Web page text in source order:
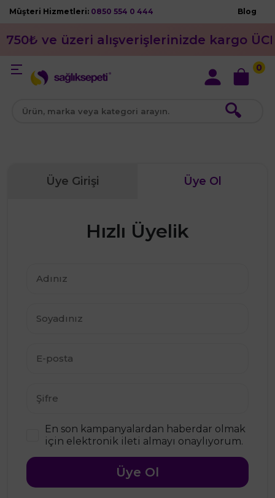
Müşteri Hizmetleri: 0850 554 0 444 Blog
750₺ ve üzeri alışverişlerinizde kargo
🔍
0
Üye Girişi Üye Ol
Hızlı Üyelik
En son kampanyalardan haberdar olmak
için elektronik ileti almayı onaylıyorum.
Üye Ol